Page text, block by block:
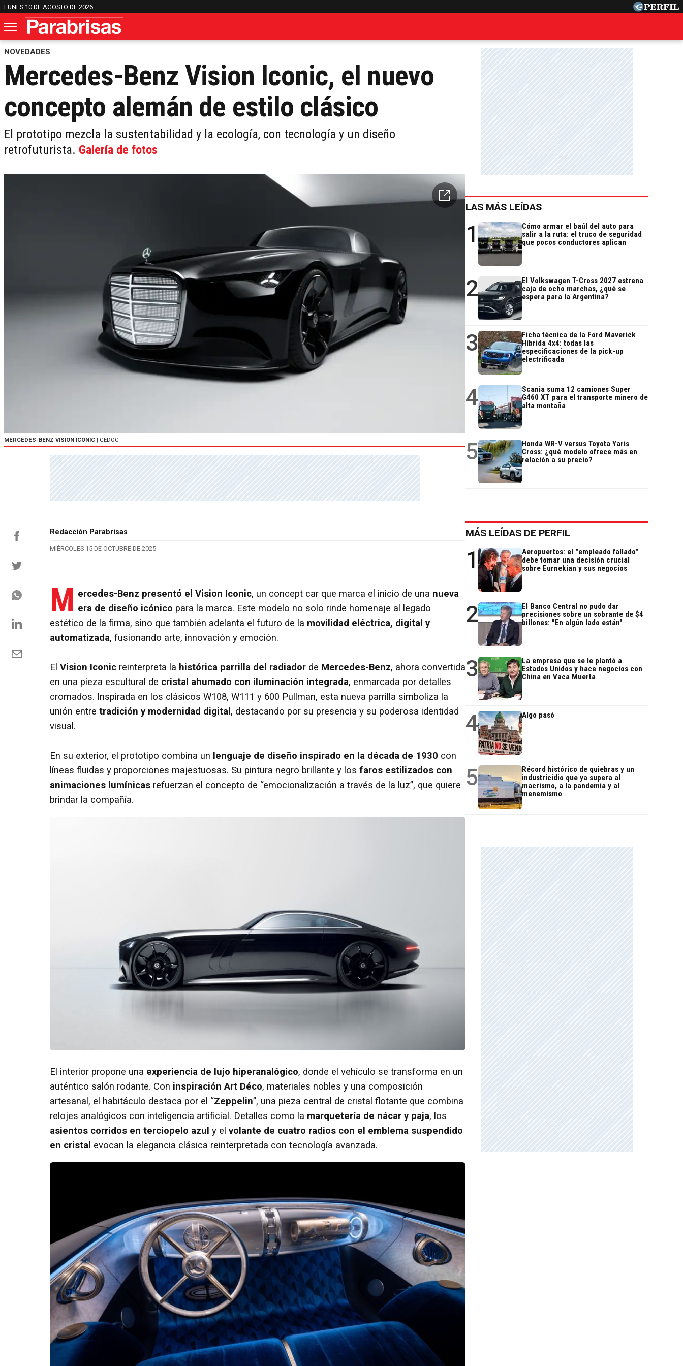
LUNES 10 DE AGOSTO DE 2026
NOVEDADES
Mercedes-Benz Vision Iconic, el nuevo
concepto alemán de estilo clásico
El prototipo mezcla la sustentabilidad y la ecología, con tecnología y un diseño
retrofuturista. Galería de fotos
MERCEDES-BENZ VISION ICONIC | CEDOC
Redacción Parabrisas
MIÉRCOLES 15 DE OCTUBRE DE 2025
M ercedes-Benz presentó el Vision Iconic, un concept car que marca el inicio de una nueva
era de diseño icónico para la marca. Este modelo no solo rinde homenaje al legado
estético de la firma, sino que también adelanta el futuro de la movilidad eléctrica, digital y
automatizada, fusionando arte, innovación y emoción.
El Vision Iconic reinterpreta la histórica parrilla del radiador de Mercedes-Benz, ahora convertida
en una pieza escultural de cristal ahumado con iluminación integrada, enmarcada por detalles
cromados. Inspirada en los clásicos W108, W111 y 600 Pullman, esta nueva parrilla simboliza la
unión entre tradición y modernidad digital, destacando por su presencia y su poderosa identidad
visual.
En su exterior, el prototipo combina un lenguaje de diseño inspirado en la década de 1930 con
líneas fluidas y proporciones majestuosas. Su pintura negro brillante y los faros estilizados con
animaciones lumínicas refuerzan el concepto de “emocionalización a través de la luz”, que quiere
brindar la compañía.
El interior propone una experiencia de lujo hiperanalógico, donde el vehículo se transforma en un
auténtico salón rodante. Con inspiración Art Déco, materiales nobles y una composición
artesanal, el habitáculo destaca por el “Zeppelin”, una pieza central de cristal flotante que combina
relojes analógicos con inteligencia artificial. Detalles como la marquetería de nácar y paja, los
asientos corridos en terciopelo azul y el volante de cuatro radios con el emblema suspendido
en cristal evocan la elegancia clásica reinterpretada con tecnología avanzada.
LAS MÁS LEÍDAS
1
Cómo armar el baúl del auto para
salir a la ruta: el truco de seguridad
que pocos conductores aplican
2
El Volkswagen T-Cross 2027 estrena
caja de ocho marchas, ¿qué se
espera para la Argentina?
3
Ficha técnica de la Ford Maverick
Híbrida 4x4: todas las
especificaciones de la pick-up
electrificada
4
Scania suma 12 camiones Super
G460 XT para el transporte minero de
alta montaña
5
Honda WR-V versus Toyota Yaris
Cross: ¿qué modelo ofrece más en
relación a su precio?
MÁS LEÍDAS DE PERFIL
1
Aeropuertos: el "empleado fallado"
debe tomar una decisión crucial
sobre Eurnekian y sus negocios
2
El Banco Central no pudo dar
precisiones sobre un sobrante de $4
billones: "En algún lado están"
3
La empresa que se le plantó a
Estados Unidos y hace negocios con
China en Vaca Muerta
4 Algo pasó
5
Récord histórico de quiebras y un
industricidio que ya supera al
macrismo, a la pandemia y al
menemismo